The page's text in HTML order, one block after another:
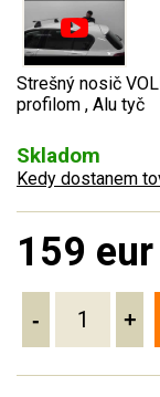
Strešný nosič
profilom , Alu tyč
Skladom
Kedy dostanem
159 eur
- +